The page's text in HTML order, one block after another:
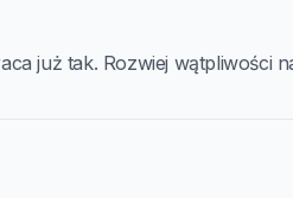
już tak. Rozwiej wątpliwości